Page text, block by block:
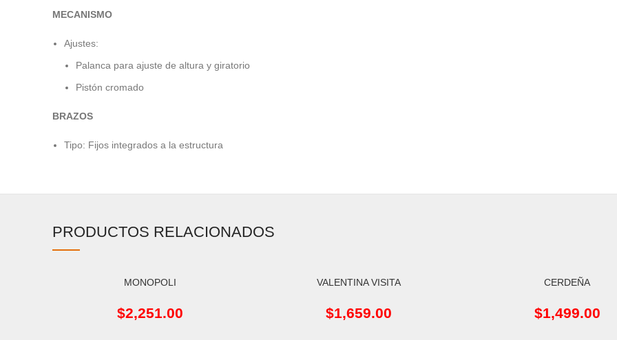
MECANISMO
Ajustes:
Palanca para ajuste de altura y giratorio
Pistón cromado
BRAZOS
Tipo: Fijos integrados a la estructura
PRODUCTOS RELACIONADOS
AÑADIR AL CARRITOMONOPOLI
$2,251.00
AÑADIR AL CARRITOVALENTINA VISITA
$1,659.00
AÑADIR AL CARRITOCERDEÑA
$1,499.00